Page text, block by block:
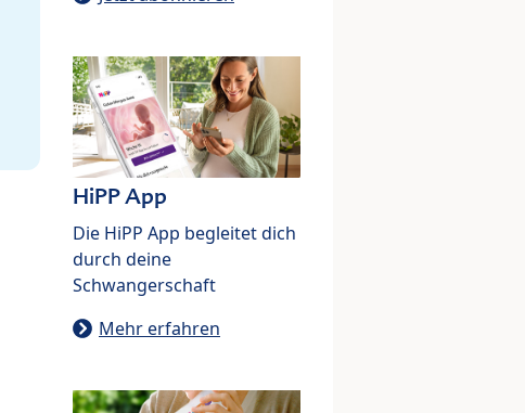
HiPP App
Die HiPP App begleitet dich
durch deine
Schwangerschaft
Mehr erfahren